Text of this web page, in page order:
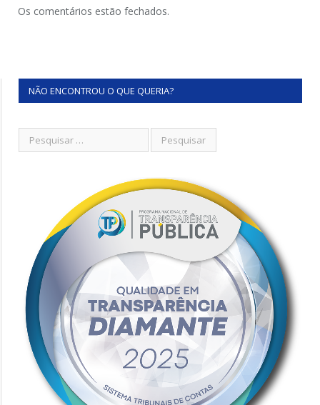
Os comentários estão fechados.
NÃO ENCONTROU O QUE QUERIA?